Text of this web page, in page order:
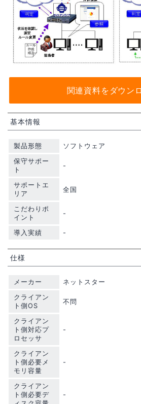
関連資料をダウン
基本情報
製品形態
ソフトウェア
保守サポー
ト
-
サポートエ
リア
全国
こだわりポ
イント
-
導入実績 -
仕様
メーカー
ネットスター
クライアン
ト側OS
不問
クライアン
ト側対応プ
ロセッサ
-
クライアン
ト側必要メ
モリ容量
-
クライアン
ト側必要デ
-